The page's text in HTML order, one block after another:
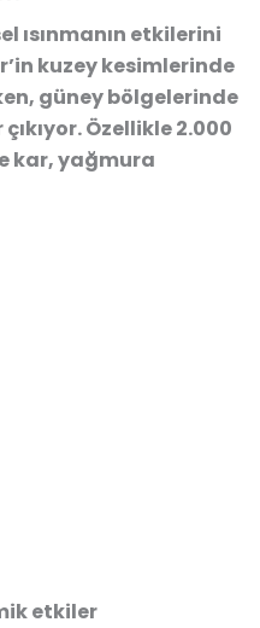
ısınmanın etkilerini
kuzey kesimlerinde
güney bölgelerinde
Özellikle 2.000
kar, yağmura
etkiler